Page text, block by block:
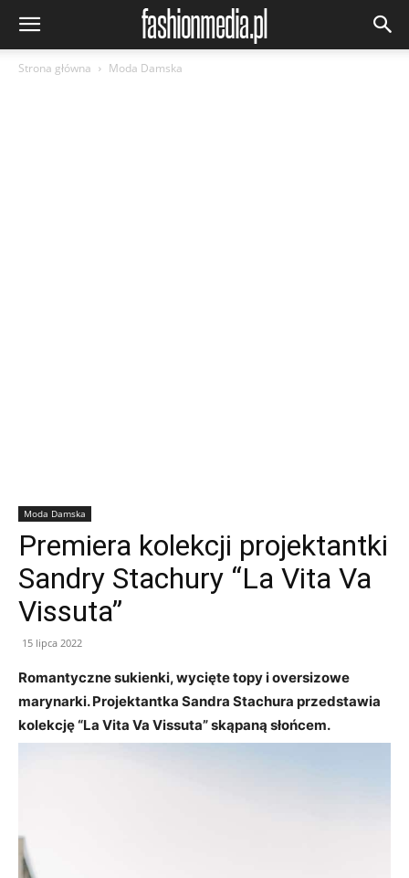
Strona główna Moda Damska
Moda Damska
Premiera kolekcji projektantki
Sandry Stachury “La Vita Va
Vissuta”
15 lipca 2022
Romantyczne sukienki, wycięte topy i oversizowe
marynarki. Projektantka Sandra Stachura przedstawia
kolekcję “La Vita Va Vissuta” skąpaną słońcem.